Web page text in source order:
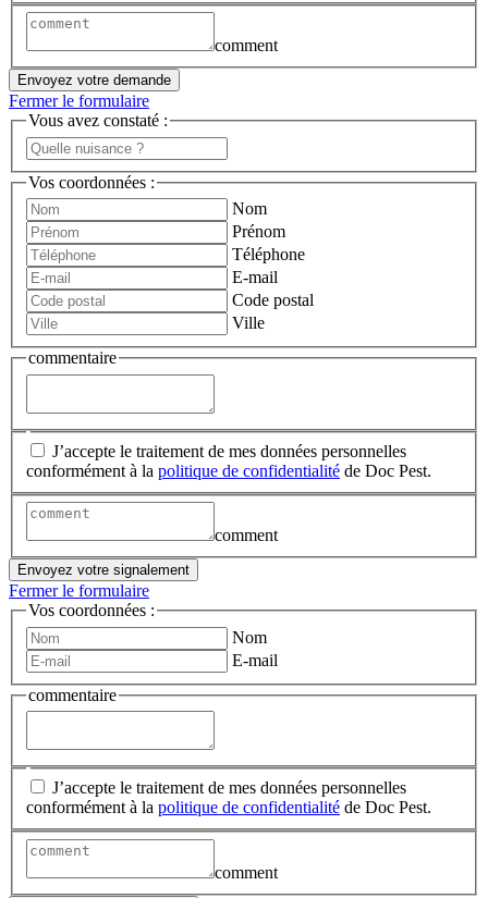
comment
Envoyez votre demande
Fermer le formulaire
Vous avez constaté :
Vos coordonnées :
Nom
Prénom
Téléphone
E-mail
Code postal
Ville
commentaire
J’accepte le traitement de mes données personnelles
conformément à la politique de confidentialité de Doc Pest.
comment
Envoyez votre signalement
Fermer le formulaire
Vos coordonnées :
Nom
E-mail
commentaire
J’accepte le traitement de mes données personnelles
conformément à la politique de confidentialité de Doc Pest.
comment